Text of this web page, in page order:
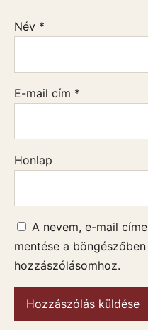
Név *
E-mail cím *
Honlap
A nevem, e-mail
mentése a
hozzászólásomhoz.